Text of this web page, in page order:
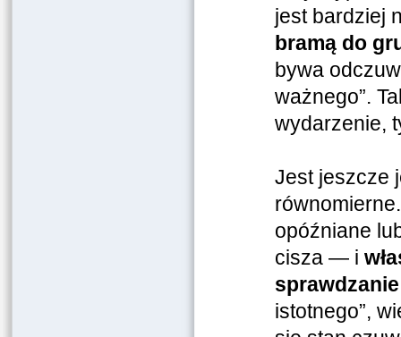
jest bardziej
bramą do
bywa
ważnego”.
wydarzenie,
Jest jeszcze
opóźniane
cisza — i
sprawdzanie
istotnego”,